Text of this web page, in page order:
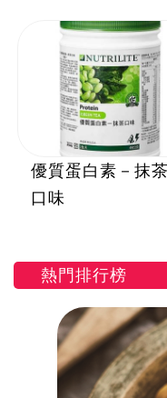
優質蛋白素－抹茶
口味
熱門排行榜